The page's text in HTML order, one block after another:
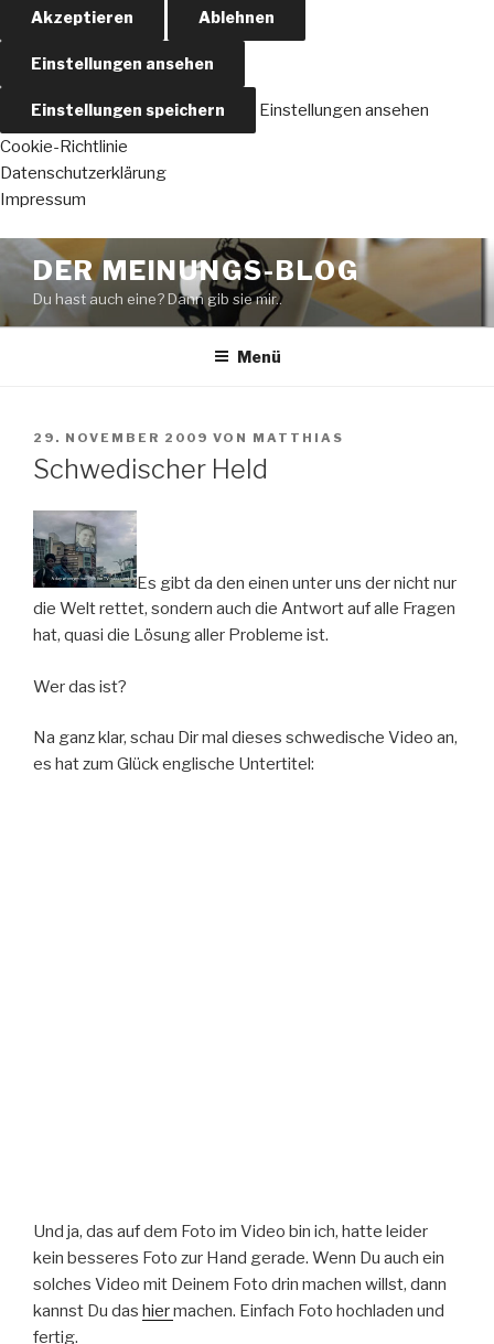
Akzeptieren Ablehnen
Einstellungen ansehen
Einstellungen speichern
Einstellungen ansehen
Cookie-Richtlinie
Datenschutzerklärung
Impressum
Zum
Inhalt
springen
DER MEINUNGS-BLOG
Du hast auch eine? Dann gib sie mir..
Menü
VERÖFFENTLICHT
AM
29. NOVEMBER 2009 VON MATTHIAS
Schwedischer Held
Es gibt da den einen unter uns der nicht nur
die Welt rettet, sondern auch die Antwort auf alle Fragen
hat, quasi die Lösung aller Probleme ist.
Wer das ist?
Na ganz klar, schau Dir mal dieses schwedische Video an,
es hat zum Glück englische Untertitel:
Und ja, das auf dem Foto im Video bin ich, hatte leider
kein besseres Foto zur Hand gerade. Wenn Du auch ein
solches Video mit Deinem Foto drin machen willst, dann
kannst Du das hiermachen. Einfach Foto hochladen und
fertig.